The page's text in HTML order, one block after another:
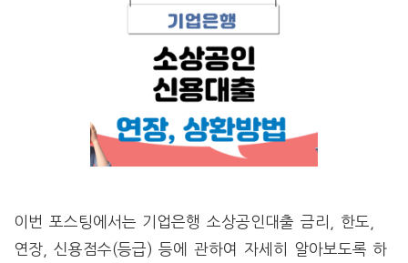
이번 포스팅에서는 기업은행 소상공인대출 금리, 한도,
연장, 신용점수(등급) 등에 관하여 자세히 알아보도록 하